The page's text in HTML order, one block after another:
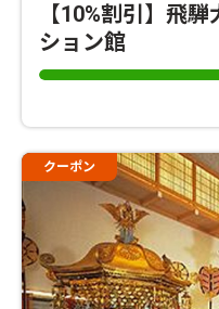
【10%割引】飛
ション館
クーポン